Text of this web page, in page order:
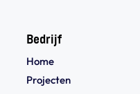
Bedrijf
Home
Projecten